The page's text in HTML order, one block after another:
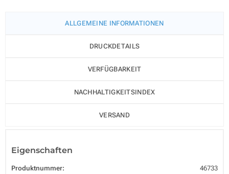
ALLGEMEINE INFORMATIONEN
DRUCKDETAILS
VERFÜGBARKEIT
NACHHALTIGKEITSINDEX
VERSAND
Eigenschaften
Produktnummer: 46733